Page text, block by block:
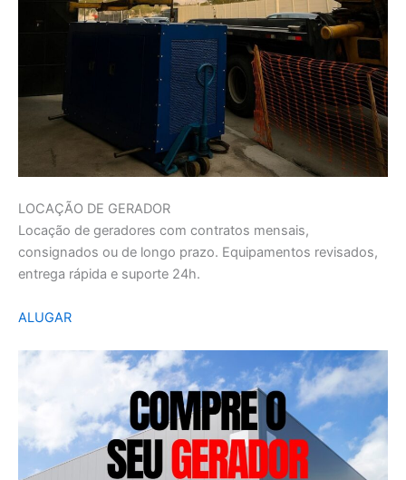
LOCAÇÃO DE GERADOR
Locação de geradores com contratos mensais,
consignados ou de longo prazo. Equipamentos revisados,
entrega rápida e suporte 24h.
ALUGAR